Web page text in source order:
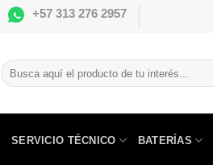
+57 313 276 2957
Buscar
por:
SERVICIO TÉCNICO BATERÍAS